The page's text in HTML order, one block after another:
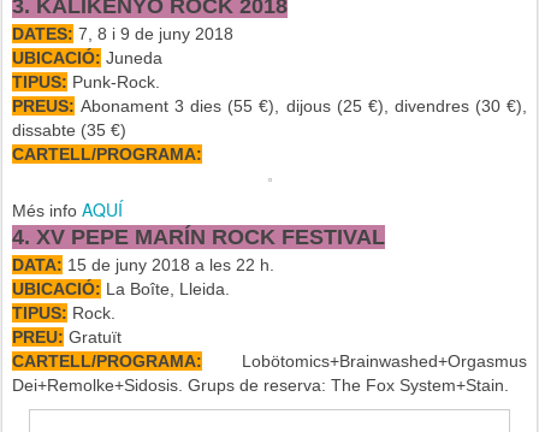
3. KALIKENYO ROCK 2018
DATES: 7, 8 i 9 de juny 2018
UBICACIÓ: Juneda
TIPUS: Punk-Rock.
PREUS: Abonament 3 dies (55 €), dijous (25 €), divendres (30 €),
dissabte (35 €)
CARTELL/PROGRAMA:
Més info AQUÍ
4. XV PEPE MARÍN ROCK FESTIVAL
DATA: 15 de juny 2018 a les 22 h.
UBICACIÓ: La Boîte, Lleida.
TIPUS: Rock.
PREU: Gratuït
CARTELL/PROGRAMA:
Lobötomics+Brainwashed+Orgasmus
Dei+Remolke+Sidosis. Grups de reserva: The Fox System+Stain.